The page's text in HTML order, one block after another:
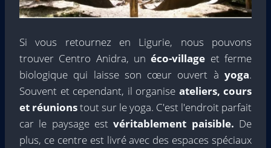
Si vous retournez en Ligurie, nous pouvons
trouver Centro Anidra, un éco-village et ferme
biologique qui laisse son cœur ouvert à yoga.
Souvent et cependant, il organise ateliers, cours
et réunionstout sur le yoga. C'est l'endroit parfait
car le paysage est véritablement paisible. De
plus, ce centre est livré avec des espaces spéciaux